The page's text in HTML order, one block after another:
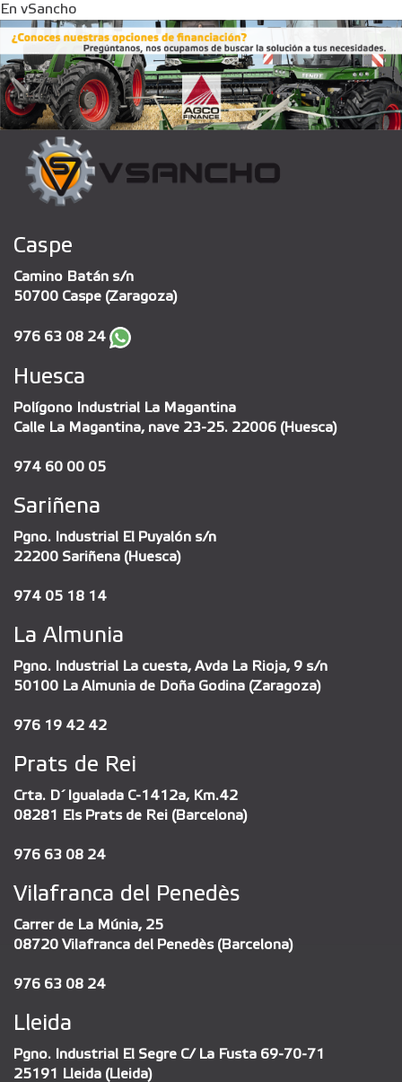
En vSancho
Caspe
Camino Batán s/n
50700 Caspe (Zaragoza)
976 63 08 24
Huesca
Polígono Industrial La Magantina
Calle La Magantina, nave 23-25. 22006 (Huesca)
974 60 00 05
Sariñena
Pgno. Industrial El Puyalón s/n
22200 Sariñena (Huesca)
974 05 18 14
La Almunia
Pgno. Industrial La cuesta, Avda La Rioja, 9 s/n
50100 La Almunia de Doña Godina (Zaragoza)
976 19 42 42
Prats de Rei
Crta. D´Igualada C-1412a, Km.42
08281 Els Prats de Rei (Barcelona)
976 63 08 24
Vilafranca del Penedès
Carrer de La Múnia, 25
08720 Vilafranca del Penedès (Barcelona)
976 63 08 24
Lleida
Pgno. Industrial El Segre C/ La Fusta 69-70-71
25191 Lleida (Lleida)